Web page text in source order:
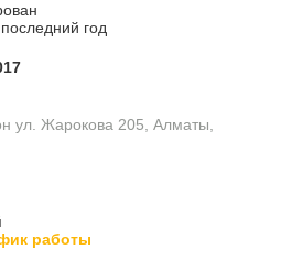
год
ул. Жарокова 205, Алматы,
работы